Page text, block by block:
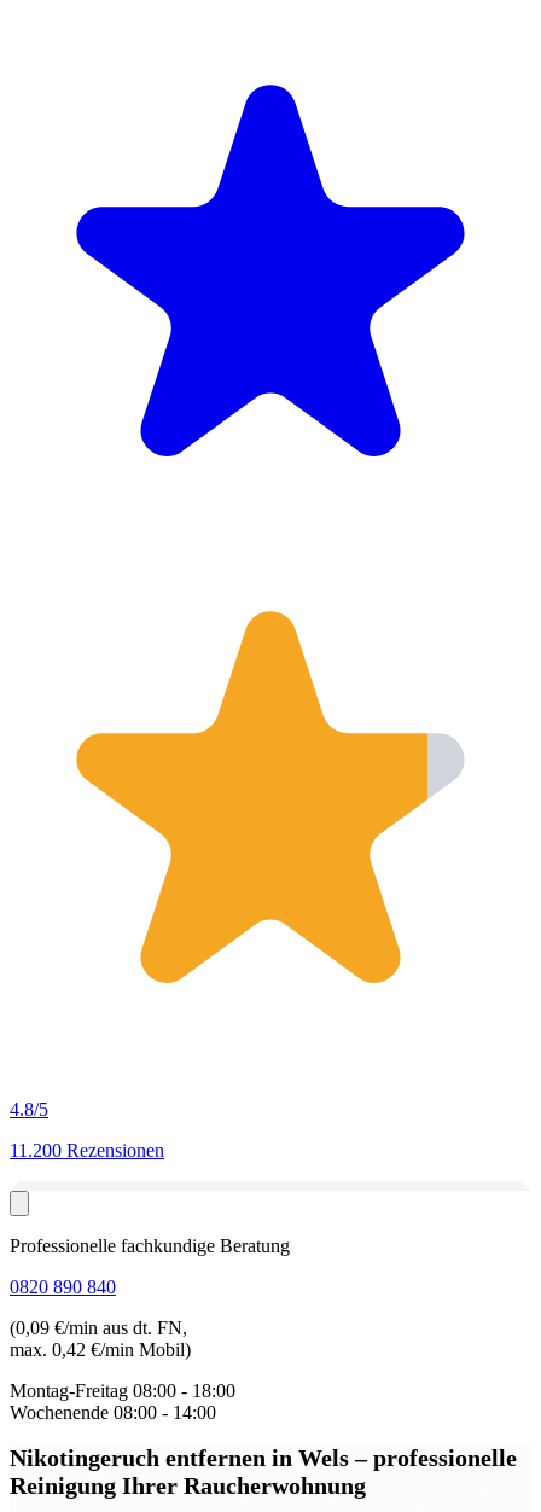
4.8/5
11.200 Rezensionen
Professionelle fachkundige Beratung
0820 890 840
(0,09 €/min aus dt. FN,
max. 0,42 €/min Mobil)
Montag-Freitag 08:00 - 18:00
Wochenende 08:00 - 14:00
Nikotingeruch entfernen in Wels– professionelle
Reinigung Ihrer Raucherwohnung